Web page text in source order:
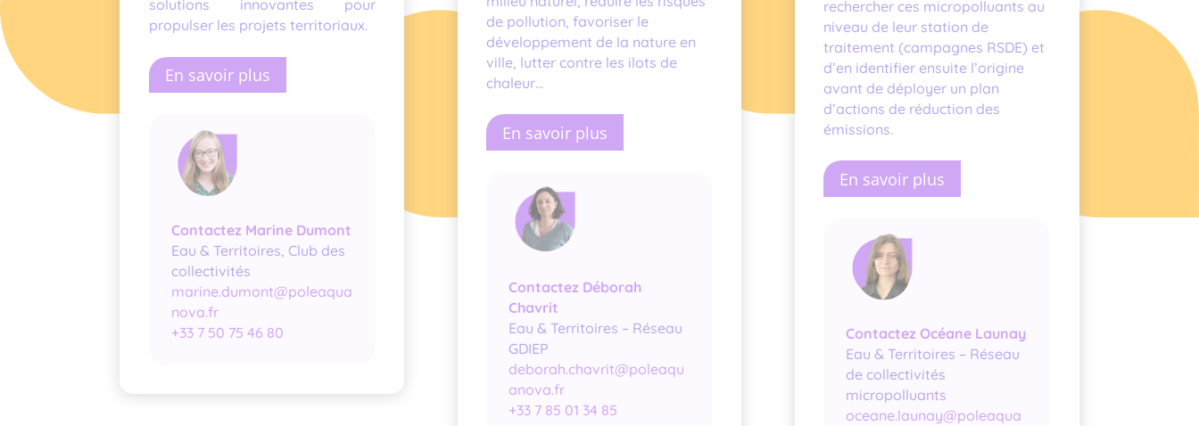
solutions innovantes pour
propulser les projets territoriaux.
En savoir plus
Contactez Marine Dumont
Eau & Territoires, Club des
collectivités
marine.dumont@poleaqua
nova.fr
+33 7 50 75 46 80
de pollution, favoriser le
développement de la nature en
ville, lutter contre les ilots de
chaleur…
En savoir plus
Contactez Déborah
Chavrit
Eau & Territoires – Réseau
GDIEP
deborah.chavrit@poleaqu
anova.fr
+33 7 85 01 34 85
rechercher ces micropolluants au
niveau de leur station de
traitement (campagnes RSDE) et
d’en identifier ensuite l’origine
avant de déployer un plan
d’actions de réduction des
émissions.
En savoir plus
Contactez Océane Launay
Eau & Territoires – Réseau
de collectivités
micropolluants
oceane.launay@poleaqua